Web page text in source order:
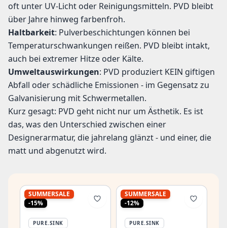
oft unter UV-Licht oder Reinigungsmitteln. PVD bleibt
über Jahre hinweg farbenfroh.
Haltbarkeit: Pulverbeschichtungen können bei
Temperaturschwankungen reißen. PVD bleibt intakt,
auch bei extremer Hitze oder Kälte.
Umweltauswirkungen: PVD produziert KEIN giftigen
Abfall oder schädliche Emissionen - im Gegensatz zu
Galvanisierung mit Schwermetallen.
Kurz gesagt: PVD geht nicht nur um Ästhetik. Es ist
das, was den Unterschied zwischen einer
Designerarmatur, die jahrelang glänzt - und einer, die
matt und abgenutzt wird.
SUMMERSALE
-15%
PURE.SINK
SUMMERSALE
-12%
PURE.SINK